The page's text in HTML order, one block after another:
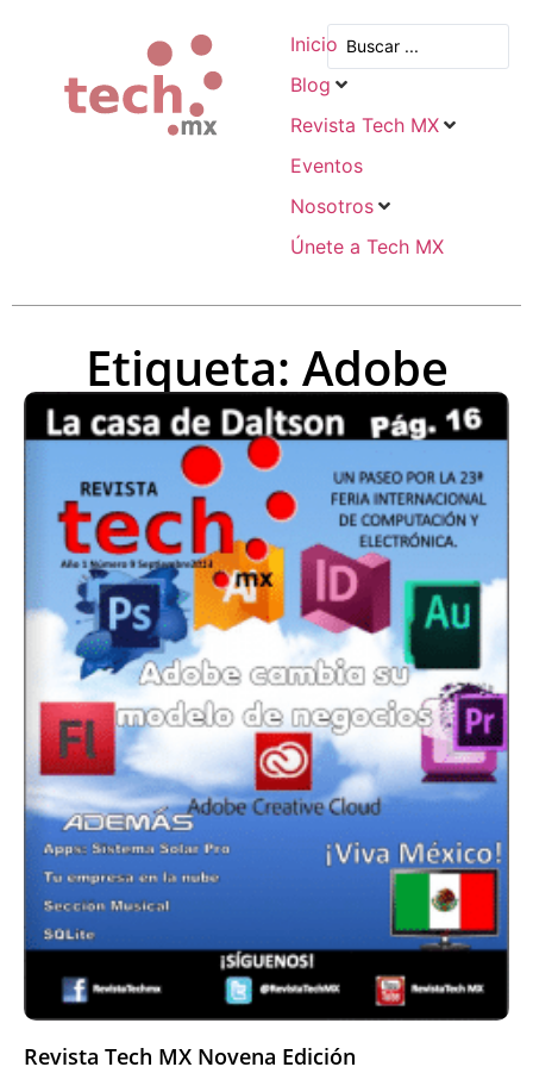
Inicio
Blog
Revista Tech MX
Eventos
Nosotros
Únete a Tech MX
Etiqueta: Adobe
Revista Tech MX Novena Edición